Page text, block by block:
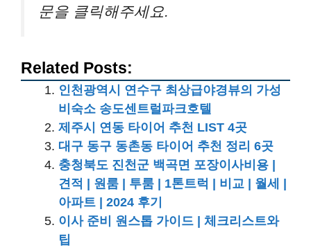
문을 클릭해주세요.
Related Posts:
인천광역시 연수구 최상급야경뷰의 가성
비숙소 송도센트럴파크호텔
제주시 연동 타이어 추천 LIST 4곳
대구 동구 동촌동 타이어 추천 정리 6곳
충청북도 진천군 백곡면 포장이사비용 |
견적 | 원룸 | 투룸 | 1톤트럭 | 비교 | 월세 |
아파트 | 2024 후기
이사 준비 원스톱 가이드 | 체크리스트와
팁